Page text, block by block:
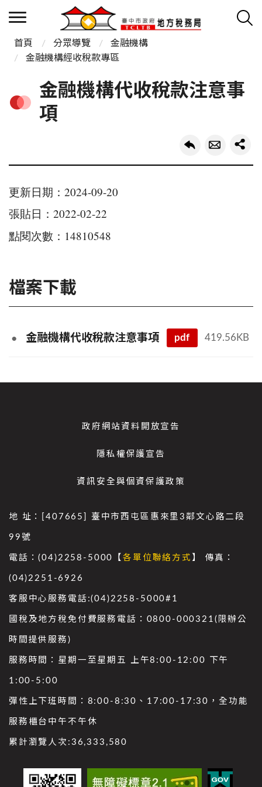
首頁 分眾導覽
金融機構
金融機構經收稅款專區
金融機構代收稅款注意事
項
更新日期：2024-09-20
張貼日：2022-02-22
點閱次數：14810548
檔案下載
金融機構代收稅款注意事項 pdf 419.56KB
政府網站資料開放宣告
隱私權保護宣告
資訊安全與個資保護政策
地 址：[407665] 臺中市西屯區惠來里3鄰文心路二段
99號
電話：(04)2258-5000【各單位聯絡方式 】 傳真：
(04)2251-6926
客服中心服務電話:(04)2258-5000#1
國稅及地方稅免付費服務電話：0800-000321(限辦公
時間提供服務)
服務時間：星期一至星期五 上午8:00-12:00 下午
1:00-5:00
彈性上下班時間：8:00-8:30、17:00-17:30，全功能
服務櫃台中午不午休
累計瀏覽人次: 36,333,580